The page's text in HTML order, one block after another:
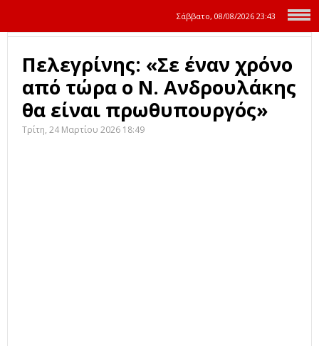
Σάββατο, 08/08/2026 23:43
Πελεγρίνης: «Σε έναν χρόνο
από τώρα ο Ν. Ανδρουλάκης
θα είναι πρωθυπουργός»
Τρίτη, 24 Μαρτίου 2026 18:49